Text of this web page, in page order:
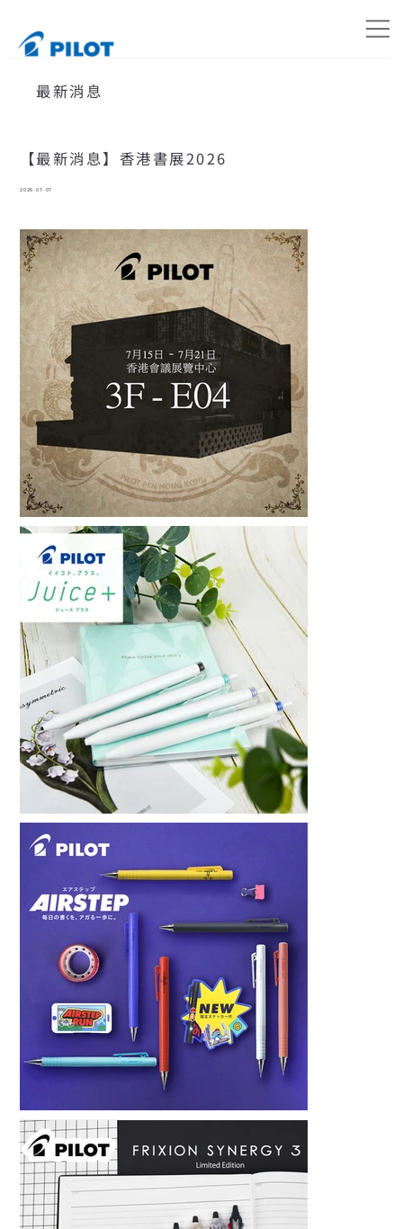
最新消息
【最新消息】香港書展2026
2026-07-07